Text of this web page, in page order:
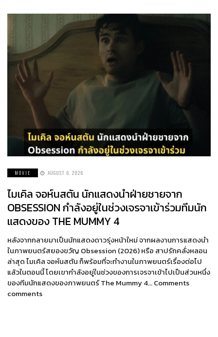
MOVIE AUGUST 6, 2026
ไมเคิล จอห์นสตัน นักแสดงนำฝ่ายชายจาก
OBSESSION กำลังอยู่ในช่วงเจรจาเข้าร่วมทีมนัก
แสดงของ THE MUMMY 4
หลังจากกลายมาเป็นนักแสดงดาวรุ่งหน้าใหม่ จากผลงานการแสดงนำ
ในภาพยนตร์สยองขวัญ Obsession (2026) หรือ สาปรักคลั่งหลอน
ล่าสุด ไมเคิล จอห์นสตัน ก็พร้อมที่จะทำงานในภาพยนตร์เรื่องต่อไป
แล้วในตอนนี้ โดยเขากำลังอยู่ในช่วงของการเจรจาเข้าไปเป็นส่วนหนึ่ง
ของทีมนักแสดงของภาพยนตร์ The Mummy 4… Comments
comments